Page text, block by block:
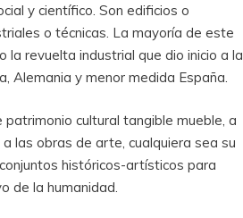
y científico. Son edificios o
o técnicas. La mayoría de este
revuelta industrial que dio inicio a la
Alemania y menor medida España.
patrimonio cultural tangible mueble, a
las obras de arte, cualquiera sea su
históricos-artísticos para
de la humanidad.